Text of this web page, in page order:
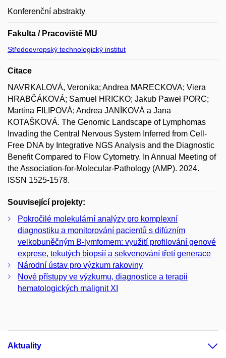
Konferenční abstrakty
Fakulta / Pracoviště MU
Středoevropský technologický institut
Citace
NAVRKALOVÁ, Veronika; Andrea MARECKOVA; Viera
HRABČÁKOVÁ; Samuel HRICKO; Jakub Paweł PORC;
Martina FILIPOVÁ; Andrea JANÍKOVÁ a Jana
KOTAŠKOVÁ. The Genomic Landscape of Lymphomas
Invading the Central Nervous System Inferred from Cell-
Free DNA by Integrative NGS Analysis and the Diagnostic
Benefit Compared to Flow Cytometry. In Annual Meeting of
the Association-for-Molecular-Pathology (AMP). 2024.
ISSN 1525-1578.
Související projekty:
Pokročilé molekulární analýzy pro komplexní
diagnostiku a monitorování pacientů s difúzním
velkobuněčným B-lymfomem: využití profilování genové
exprese, tekutých biopsií a sekvenování třetí generace
Národní ústav pro výzkum rakoviny
Nové přístupy ve výzkumu, diagnostice a terapii
hematologických malignit XI
Aktuality